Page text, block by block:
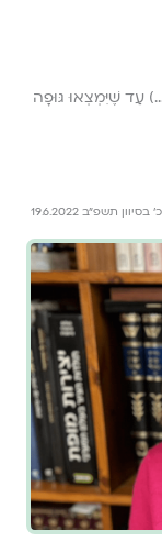
עַד שֶׁיִּמְצְאוּ גּוּפָה
כ׳ בסיוון תשפ״ב 19.6.2022